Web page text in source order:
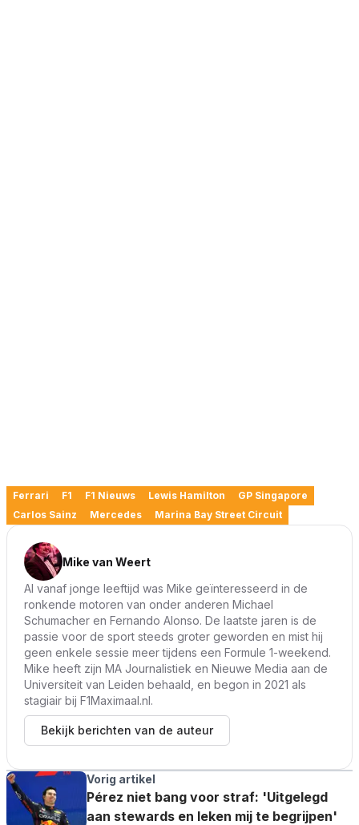
Ferrari F1 F1 Nieuws Lewis Hamilton
GP Singapore
Carlos Sainz
Mercedes Marina Bay Street Circuit
Mike van Weert
Al vanaf jonge leeftijd was Mike geïnteresseerd in de
ronkende motoren van onder anderen Michael
Schumacher en Fernando Alonso. De laatste jaren is de
passie voor de sport steeds groter geworden en mist hij
geen enkele sessie meer tijdens een Formule 1-weekend.
Mike heeft zijn MA Journalistiek en Nieuwe Media aan de
Universiteit van Leiden behaald, en begon in 2021 als
stagiair bij F1Maximaal.nl.
Bekijk berichten van de auteur
Vorig artikel
Pérez niet bang voor straf: 'Uitgelegd
aan stewards en leken mij te begrijpen'